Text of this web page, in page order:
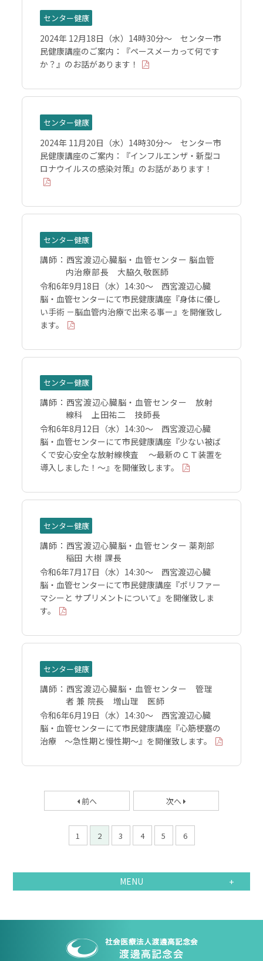
センター健康
2024年 12月18日（水）14時30分～ センター市
民健康講座のご案内：『ペースメーカって何です
か？』のお話があります！
センター健康
2024年 11月20日（水）14時30分～ センター市
民健康講座のご案内：『インフルエンザ・新型コ
ロナウイルスの感染対策』のお話があります！
センター健康
講師： 西宮渡辺心臓脳・血管センター 脳血管
内治療部長 大脇久敬医師
令和6年9月18日（水）14:30～ 西宮渡辺心臓
脳・血管センターにて市民健康講座『身体に優し
い手術 －脳血管内治療で出来る事ー』を開催致し
ます。
センター健康
講師： 西宮渡辺心臓脳・血管センター 放射
線科 上田祐二 技師長
令和6年8月12日（水）14:30～ 西宮渡辺心臓
脳・血管センターにて市民健康講座『少ない被ば
くで安心安全な放射線検査 ～最新のＣＴ装置を
導入しました！～』を開催致します。
センター健康
講師： 西宮渡辺心臓脳・血管センター 薬剤部
稲田 大樹 課長
令和6年7月17日（水）14:30～ 西宮渡辺心臓
脳・血管センターにて市民健康講座『ポリファー
マシーと サプリメントについて』を開催致しま
す。
センター健康
講師： 西宮渡辺心臓脳・血管センター 管理
者 兼 院長 増山理 医師
令和6年6月19日（水）14:30～ 西宮渡辺心臓
脳・血管センターにて市民健康講座『心筋梗塞の
治療 ～急性期と慢性期～』を開催致します。
前へ 次へ
1 2 3 4 5 6
MENU